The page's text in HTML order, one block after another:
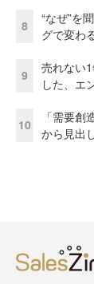
8
“なぜ”を
グで変わ
9
売れない
した、エ
10
「需要
から見出